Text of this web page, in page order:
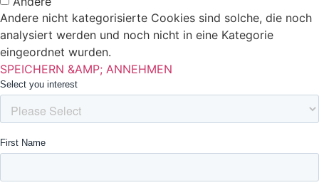
Andere nicht kategorisierte Cookies sind solche, die noch
analysiert werden und noch nicht in eine Kategorie
eingeordnet wurden.
SPEICHERN &AMP; ANNEHMEN